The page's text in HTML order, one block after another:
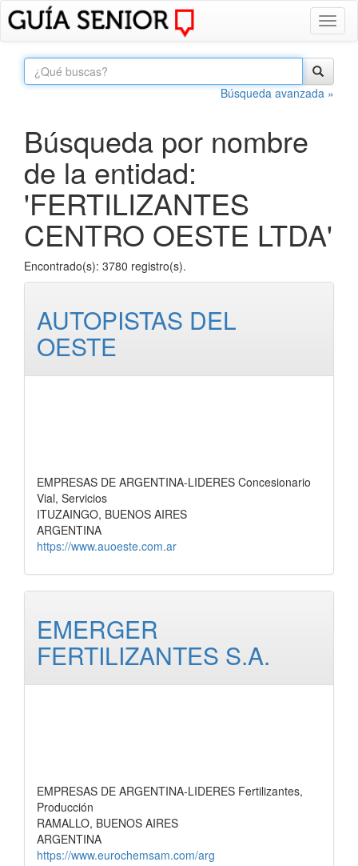
Búsqueda avanzada »
Búsqueda por nombre
de la entidad:
'FERTILIZANTES
CENTRO OESTE LTDA'
Encontrado(s): 3780 registro(s).
AUTOPISTAS DEL
OESTE
EMPRESAS DE ARGENTINA-LIDERES Concesionario
Vial, Servicios
ITUZAINGO, BUENOS AIRES
ARGENTINA
https://www.auoeste.com.ar
EMERGER
FERTILIZANTES S.A.
EMPRESAS DE ARGENTINA-LIDERES Fertilizantes,
Producción
RAMALLO, BUENOS AIRES
ARGENTINA
https://www.eurochemsam.com/arg